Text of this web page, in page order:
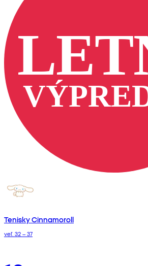
Tenisky Cinnamoroll
veľ. 32 – 37